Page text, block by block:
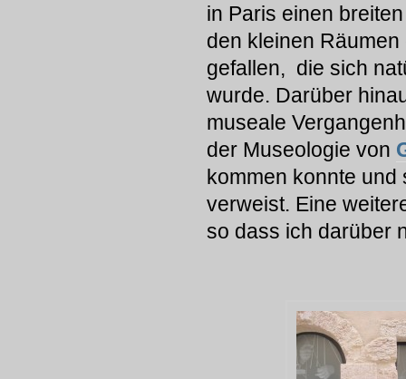
in Paris einen
den kleinen
gefallen, die sich
wurde. Darüber
museale
der Museologie von
kommen konnte
verweist. Eine
so dass ich darüber